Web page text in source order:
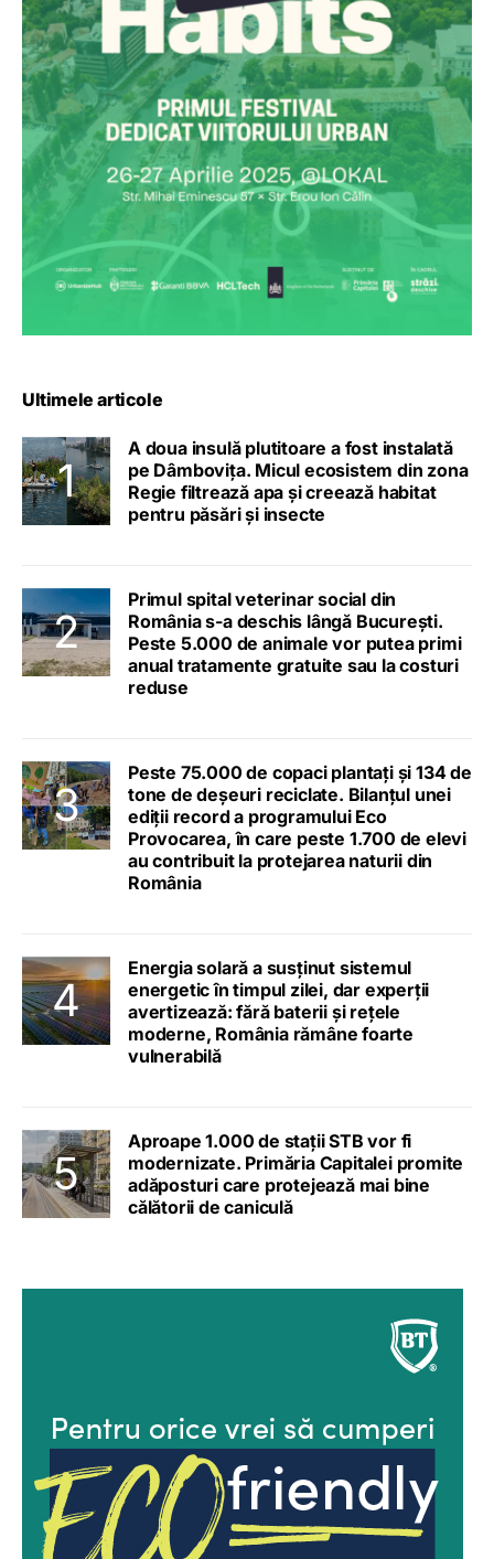
Ultimele articole
A doua insulă plutitoare a fost instalată
pe Dâmbovița. Micul ecosistem din zona
Regie filtrează apa și creează habitat
pentru păsări și insecte
Primul spital veterinar social din
România s-a deschis lângă București.
Peste 5.000 de animale vor putea primi
anual tratamente gratuite sau la costuri
reduse
Peste 75.000 de copaci plantați și 134 de
tone de deșeuri reciclate. Bilanțul unei
ediții record a programului Eco
Provocarea, în care peste 1.700 de elevi
au contribuit la protejarea naturii din
România
Energia solară a susținut sistemul
energetic în timpul zilei, dar experții
avertizează: fără baterii și rețele
moderne, România rămâne foarte
vulnerabilă
Aproape 1.000 de stații STB vor fi
modernizate. Primăria Capitalei promite
adăposturi care protejează mai bine
călătorii de caniculă